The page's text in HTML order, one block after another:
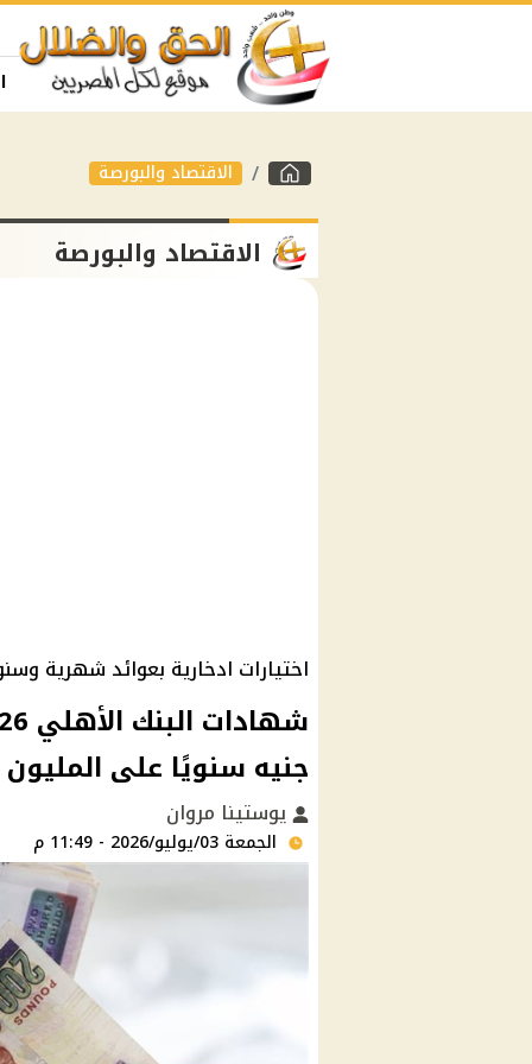
الاقتصاد والبورصة
الاقتصاد والبورصة
اختيارات ادخارية بعوائد شهرية
جنيه سنويًا على
يوستينا مروان
الجمعة 03/يوليو/2026 - 11:49 م